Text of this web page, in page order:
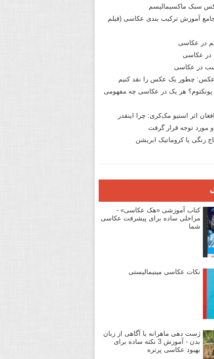
جامع آموزش ترکیب بندی عکاسی (فیلم
در عکاسی
عکاسی
در عکاسی
عکس: چطور یک عکس را نقد کنیم
پونکتوم؟ هر یک در عکاسی چه مفهومی
اثر استیو مک‌کری: چرا اینقدر
مورد توجه قرار گرفت
رنگی یا کروماتیک ابریشن
کتاب آموزشی «هک عکاسی» -
مراحلی ساده برای پیشرفت عکاسی
شما
نکات عکاسی مینیمالیستی
ژست دهی ماهرانه با آگاهی از زبان
بدن - آموزش 3 نکته ساده برای
بهبود عکاسی پرتره